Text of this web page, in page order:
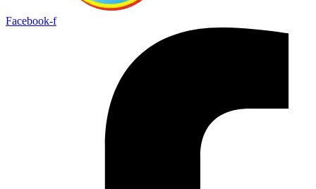
Facebook-f